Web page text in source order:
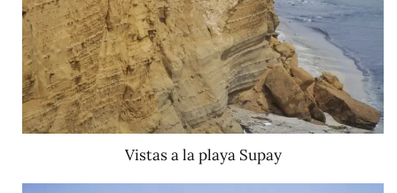
Vistas a la playa Supay